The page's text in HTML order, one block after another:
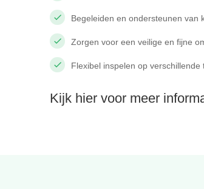
Begeleiden en ondersteunen van
Zorgen voor een veilige en fijne
Flexibel inspelen op verschillende
Kijk hier voor meer